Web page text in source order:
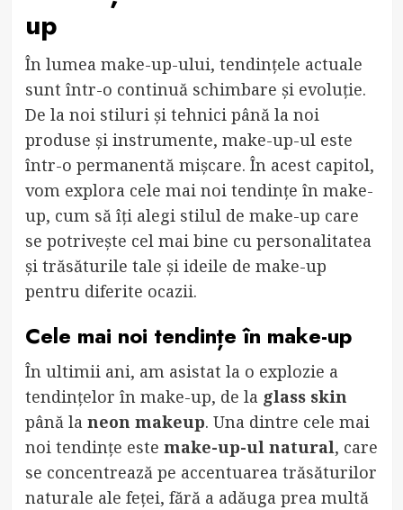
up
În lumea make-up-ului, tendințele actuale
sunt într-o continuă schimbare și evoluție.
De la noi stiluri și tehnici până la noi
produse și instrumente, make-up-ul este
într-o permanentă mișcare. În acest capitol,
vom explora cele mai noi tendințe în make-
up, cum să îți alegi stilul de make-up care
se potrivește cel mai bine cu personalitatea
și trăsăturile tale și ideile de make-up
pentru diferite ocazii.
Cele mai noi tendințe în make-up
În ultimii ani, am asistat la o explozie a
tendințelor în make-up, de la glass skin
până la neon makeup. Una dintre cele mai
noi tendințe este make-up-ul natural, care
se concentrează pe accentuarea trăsăturilor
naturale ale feței, fără a adăuga prea multă